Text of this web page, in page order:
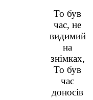
То був
час, не
видимий
на
знімках,
То був
час
доносів